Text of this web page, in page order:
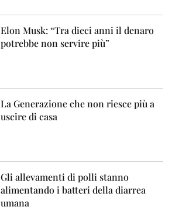
Elon Musk: “Tra dieci anni il denaro
potrebbe non servire più”
La Generazione che non riesce più a
uscire di casa
Gli allevamenti di polli stanno
alimentando i batteri della diarrea
umana